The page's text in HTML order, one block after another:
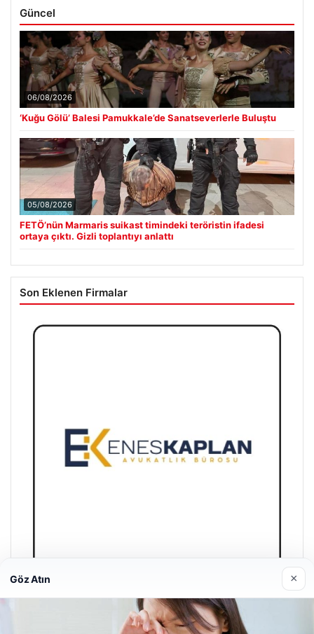
Güncel
06/08/2026
‘Kuğu Gölü’ Balesi Pamukkale’de Sanatseverlerle Buluştu
05/08/2026
FETÖ’nün Marmaris suikast timindeki teröristin ifadesi
ortaya çıktı. Gizli toplantıyı anlattı
Son Eklenen Firmalar
Trend Yapı Akustik
Göz Atın ×